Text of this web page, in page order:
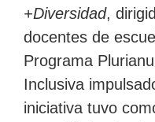
FacebookTwitter LinkedIn
+Diversidad,
docentes de
Programa
Inclusiva
iniciativa tuvo